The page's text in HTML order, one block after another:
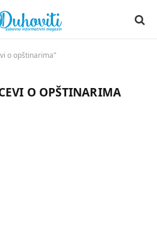
o opštinarima"
O OPŠTINARIMA